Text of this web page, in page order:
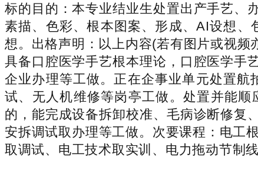
标的目的：本专业结业生处置出产手艺、
素描、色彩、根本图案、形成、AI设想
想。出格声明：以上内容(若有图片或视频
具备口腔医学手艺根本理论，口腔医学手
企业办理等工做。正在企事业单元处置航
试、无人机维修等岗亭工做。处置并能
的，能完成设备拆卸校准、毛病诊断修复
安拆调试取办理等工做。次要课程：电工
取调试、电工技术取实训、电力拖动节制